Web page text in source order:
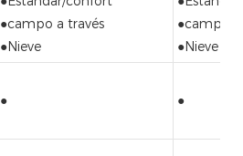
●campo a través
●Nieve
●campo a
●Nieve
● ●